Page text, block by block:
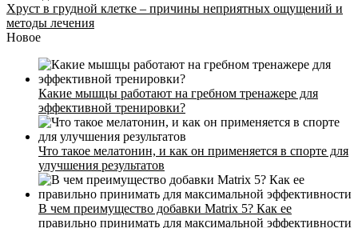
Хруст в грудной клетке – причины неприятных ощущений и
методы лечения
Новое
Какие мышцы работают на гребном тренажере для
эффективной тренировки?
Что такое мелатонин, и как он применяется в спорте для
улучшения результатов
В чем преимущество добавки Matrix 5? Как ее
правильно принимать для максимальной эффективности
Стоимость
Расписание
Тренеры